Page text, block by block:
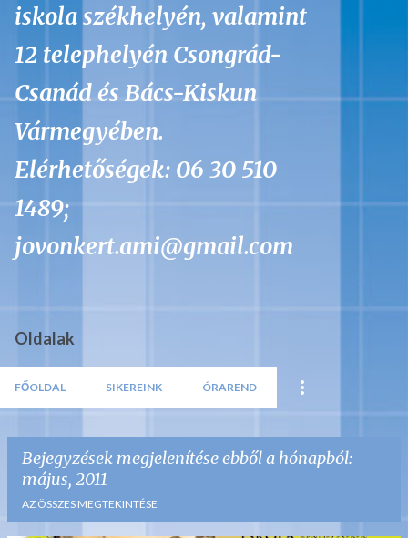
iskola székhelyén, valamint
12 telephelyén Csongrád-
Csanád és Bács-Kiskun
Vármegyében.
Elérhetőségek: 06 30 510
1489;
jovonkert.ami@gmail.com
Oldalak
FŐOLDAL SIKEREINK ÓRAREND
Bejegyzések megjelenítése ebből a hónapból:
május, 2011
AZ ÖSSZES MEGTEKINTÉSE